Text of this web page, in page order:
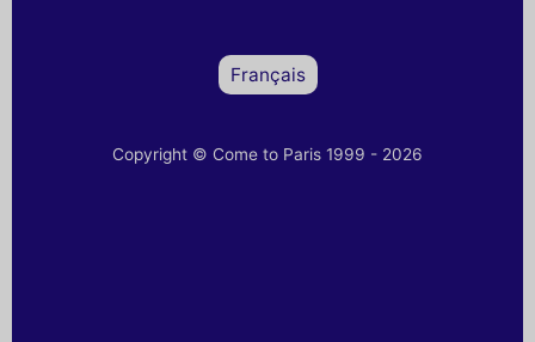
Français
Copyright © Come to Paris 1999 - 2026